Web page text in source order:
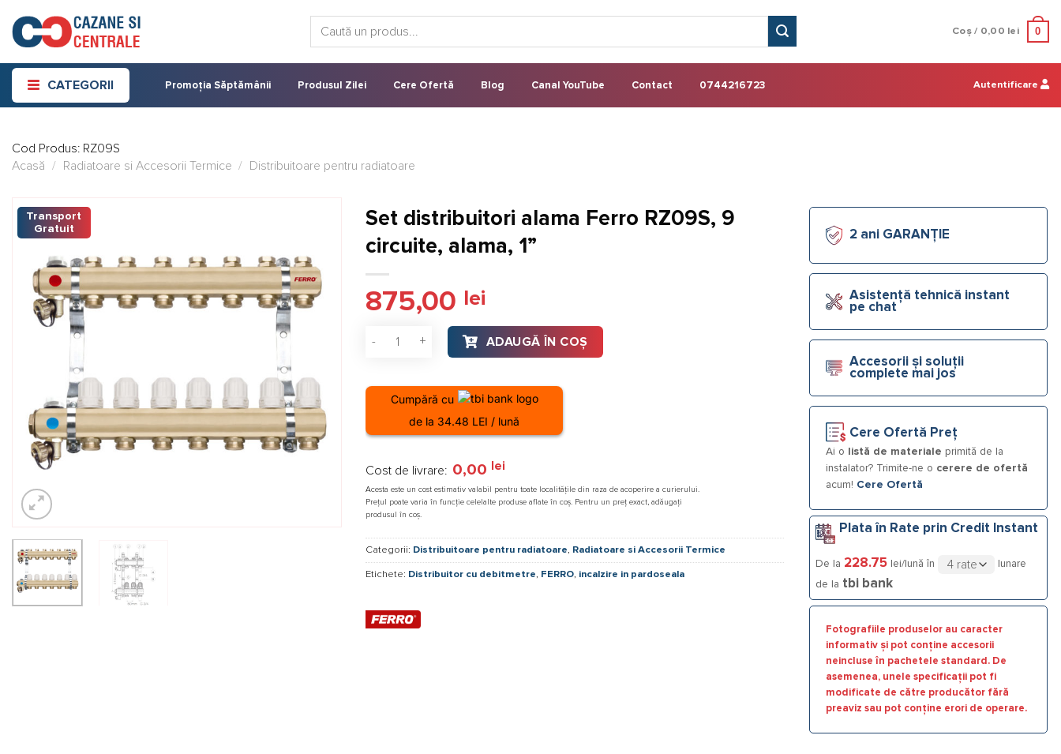
content
Coș / 0,00 lei 0
CATEGORII Promoția Săptămânii Produsul Zilei Cere Ofertă Blog Canal YouTube Contact 0744216723 Autentificare
Cod Produs: RZ09S
Acasă
/ Radiatoare si Accesorii Termice / Distribuitoare pentru radiatoare
Transport
Gratuit
Set distribuitori alama Ferro RZ09S, 9
circuite, alama, 1”
875,00 lei
Cantitate Set distribuitori alama Ferro RZ09S, 9 circuite, alama, 1''
ADAUGĂ ÎN COȘ
Cumpără cu
de la 34.48 LEI / lună
Cost de livrare: 0,00 lei
Acesta este un cost estimativ valabil pentru toate localitățile din raza de acoperire a curierului.
Prețul poate varia în funcție celelalte produse aflate în coș. Pentru un preț exact, adăugați
produsul în coș.
Categorii: Distribuitoare pentru radiatoare, Radiatoare si Accesorii Termice
Etichete: Distribuitor cu debitmetre, FERRO, incalzire in pardoseala
2 ani GARANȚIE
Asistență tehnică instant
pe chat
Accesorii și soluții
complete mai jos
Cere Ofertă Preț
Ai o listă de materiale primită de la
instalator? Trimite-ne o cerere de ofertă
acum! Cere Ofertă
Plata în Rate prin Credit Instant
De la 228.75 lei/lună în
lunare
de la tbi bank
Fotografiile produselor au caracter
informativ și pot conține accesorii
neincluse în pachetele standard. De
asemenea, unele specificații pot fi
modificate de către producător fără
preaviz sau pot conține erori de operare.